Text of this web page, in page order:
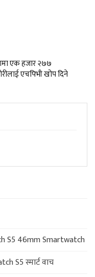
एक हजार २७७
एचपिभी खोप दिने
S5 46mm Smartwatch
S5 स्मार्ट वाच